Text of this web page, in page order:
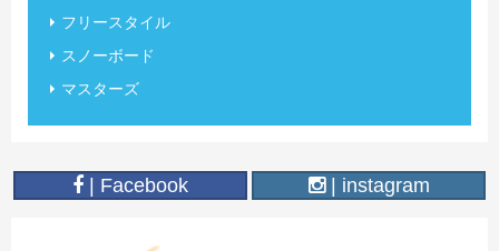
フリースタイル
スノーボード
マスターズ
| Facebook | instagram